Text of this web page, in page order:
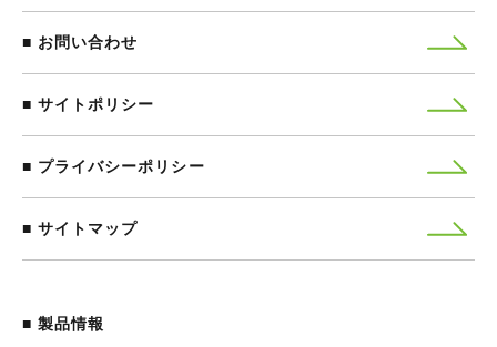
お問い合わせ
サイトポリシー
プライバシーポリシー
サイトマップ
■ 製品情報